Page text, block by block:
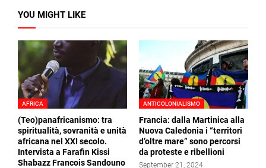
YOU MIGHT LIKE
AFRICA
(Teo)panafricanismo: tra
spiritualità, sovranità e unità
africana nel XXI secolo.
Intervista a Farafin Kissi
Shabazz Francois Sandouno
ANTICOLONIALISMO
Francia: dalla Martinica alla
Nuova Caledonia i “territori
d’oltre mare” sono percorsi
da proteste e ribellioni
September 21, 2024